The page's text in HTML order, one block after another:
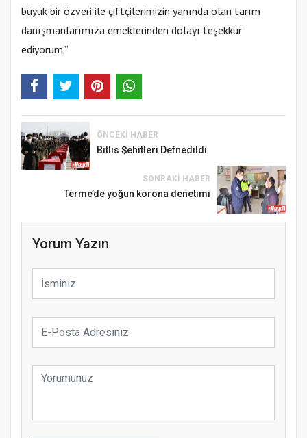
büyük bir özveri ile çiftçilerimizin yanında olan tarım
danışmanlarımıza emeklerinden dolayı teşekkür
ediyorum.”
ÖNCEKI HABER
Bitlis Şehitleri Defnedildi
SONRAKI HABER
Terme’de yoğun korona denetimi
Yorum Yazın